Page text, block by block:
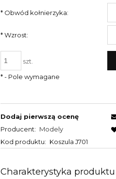
pojawił się w
* Obwód kołnierzyka:
*Wzrost:
szt.
*- Pole wymagane
Dodaj pierwszą ocenę
Producent: Modely
Kod produktu: Koszula J701
Charakterystyka produktu